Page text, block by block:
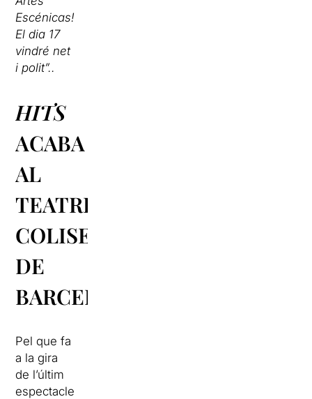
Escénicas!
El dia 17
vindré net
i polit”..
HITS
ACABA
AL
TEATRE
COLISEUM
DE
BARCELONA
Pel que fa
a la gira
de l’últim
espectacle